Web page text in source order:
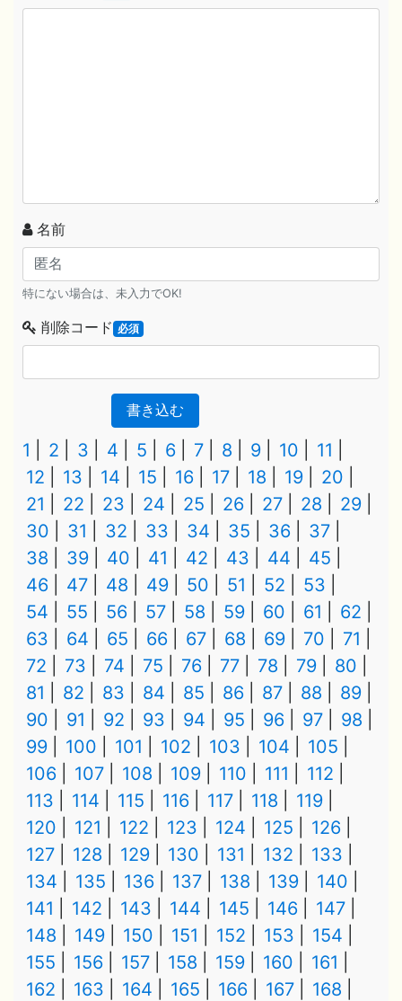
名前
特にない場合は、未入力でOK!
削除コード 必須
書き込む
1 2 3 4 5 6 7 8 9 10
11
12
13 14 15 16 17 18 19
20
21
22 23 24 25 26 27 28
29
30
31 32 33 34 35 36
37
38
39 40 41 42 43 44
45
46
47 48 49 50 51 52
53
54
55 56 57 58 59 60 61
62
63
64 65 66 67 68 69 70
71
72
73 74 75 76 77 78 79
80
81
82 83 84 85 86 87 88
89
90
91 92 93 94 95 96 97
98
99
100 101 102 103 104
105
106
107 108 109 110 111
112
113
114 115 116 117 118
119
120
121 122 123 124 125
126
127
128 129 130 131 132
133
134
135 136 137 138 139
140
141
142 143 144 145 146
147
148
149 150 151 152 153
154
155
156 157 158 159 160
161
162
163 164 165 166 167
168